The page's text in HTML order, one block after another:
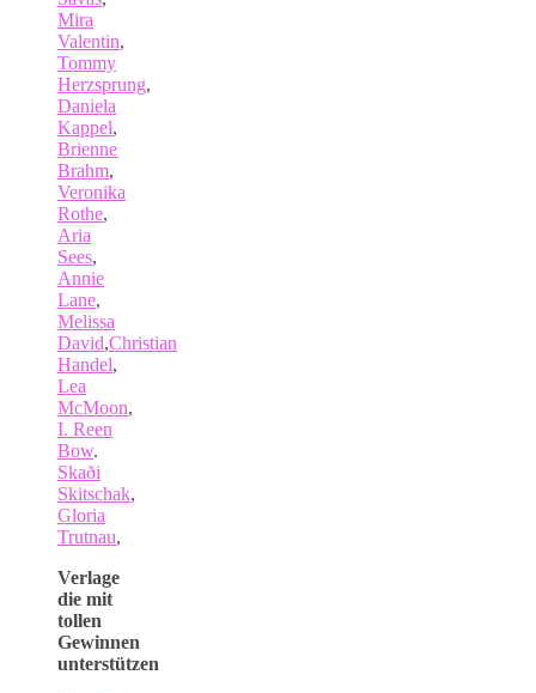
Mira
Valentin,
Tommy
Herzsprung,
Daniela
Kappel,
Brienne
Brahm,
Veronika
Rothe,
Aria
Sees,
Annie
Lane,
Melissa
David,Christian
Handel,
Lea
McMoon,
I. Reen
Bow.
Skaði
Skitschak,
Gloria
Trutnau,
Verlage
die mit
tollen
Gewinnen
unterstützen